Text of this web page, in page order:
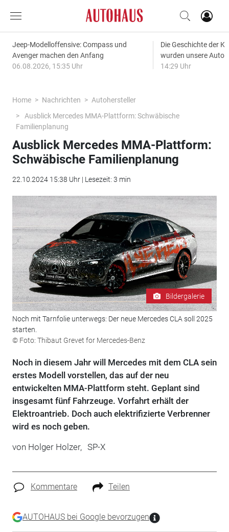
Jeep-Modelloffensive: Compass und
Avenger machen den Anfang
06.08.2026, 15:35 Uhr
Die Geschichte der
wurden unsere
14:29 Uhr
Home Nachrichten
Autohersteller
Ausblick Mercedes MMA-Plattform: Schwäbische
Familienplanung
Ausblick Mercedes MMA-Plattform:
Schwäbische Familienplanung
22.10.2024 15:38 Uhr | Lesezeit: 3 min
Bildergalerie
Noch mit Tarnfolie unterwegs: Der neue Mercedes CLA soll 2025
starten.
© Foto: Thibaut Grevet for Mercedes-Benz
Noch in diesem Jahr will Mercedes mit dem CLA sein
erstes Modell vorstellen, das auf der neu
entwickelten MMA-Plattform steht. Geplant sind
insgesamt fünf Fahrzeuge. Vorfahrt erhält der
Elektroantrieb. Doch auch elektrifizierte Verbrenner
wird es noch geben.
von Holger Holzer, SP-X
Kommentare Teilen
AUTOHAUS bei Google bevorzugen